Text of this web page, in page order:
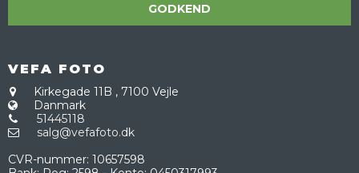
GODKEND
VEFA FOTO
Kirkegade 11B , 7100 Vejle
Danmark
51445118
salg@vefafoto.dk
CVR-nummer: 10657598